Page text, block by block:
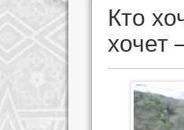
Кто
хочет